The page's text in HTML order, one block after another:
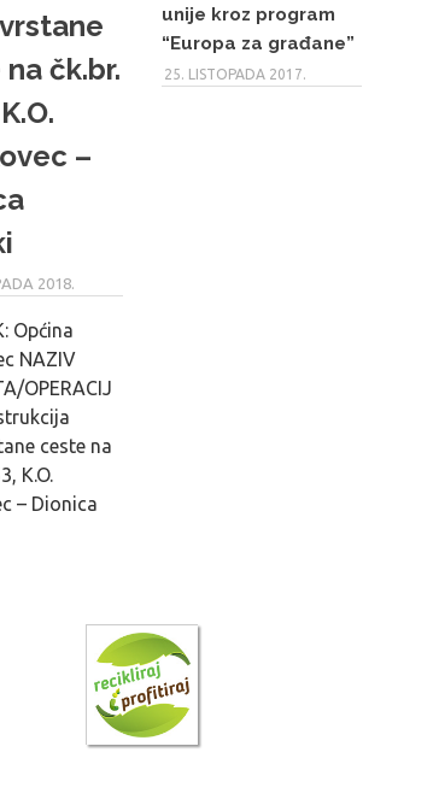
čk.br.
–
2018.
Općina
NAZIV
OPERACIJ
ceste na
K.O.
– Dionica
unije kroz program
“Europa za građane”
25. LISTOPADA 2017.